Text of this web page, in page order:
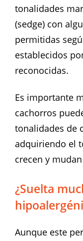
tonalidades
(sedge) con
permitidas
establecidos
reconocidas.
Es importante
cachorros
tonalidades de
adquiriendo el
crecen y
¿Suelta
Aunque este